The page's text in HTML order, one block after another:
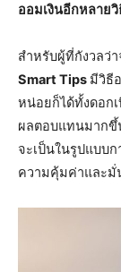
ออมเงินอีกหลายวิ
สำหรับผู้ที่กังวลว่
Smart Tips มีวิธี
หน่อยก็ได้ทั้งดอก
ผลตอบแทนมากขึ้
จะเป็นในรูปแบบ
ความคุ้มค่าและมั่